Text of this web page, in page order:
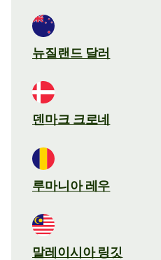
뉴질랜드 달러
덴마크 크로네
루마니아 레우
말레이시아 링깃